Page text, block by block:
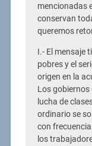
mencionadas
conservan
queremos
I.- El mensaje
pobres y el
origen en la
Los gobiernos
lucha de
ordinario se
con
los